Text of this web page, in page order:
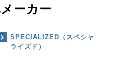
ーカー
SPECIALIZED（スペシャ
ライズド）